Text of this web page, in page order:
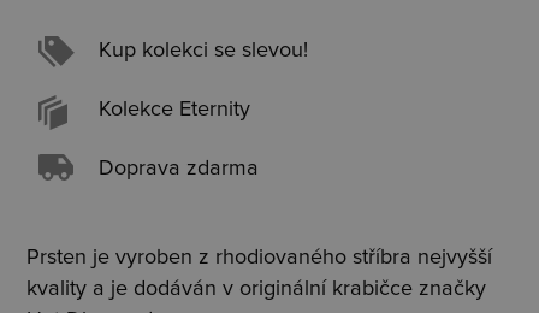
Kup kolekci se slevou!
Kolekce Eternity
Doprava zdarma
Prsten je vyroben z rhodiovaného stříbra nejvyšší
kvality a je dodáván v originální krabičce značky